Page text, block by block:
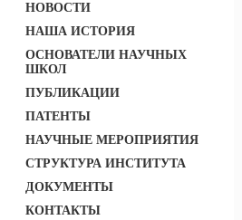
НОВОСТИ
НАША ИСТОРИЯ
ОСНОВАТЕЛИ НАУЧНЫХ
ШКОЛ
ПУБЛИКАЦИИ
ПАТЕНТЫ
НАУЧНЫЕ МЕРОПРИЯТИЯ
СТРУКТУРА ИНСТИТУТА
ДОКУМЕНТЫ
КОНТАКТЫ